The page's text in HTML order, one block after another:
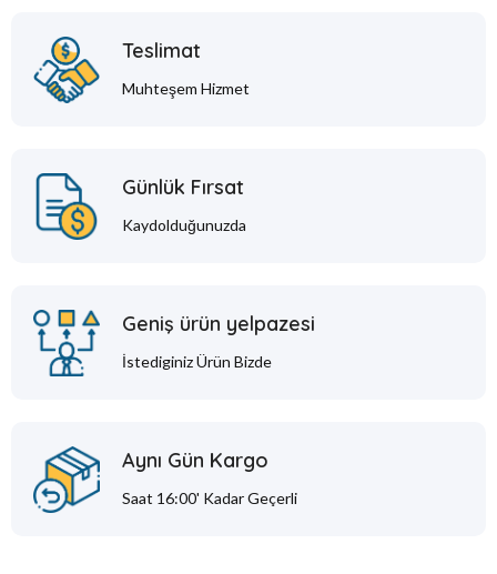
Teslimat
Muhteşem Hizmet
Günlük Fırsat
Kaydolduğunuzda
Geniş ürün yelpazesi
İstediginiz Ürün Bizde
Aynı Gün Kargo
Saat 16:00' Kadar Geçerli